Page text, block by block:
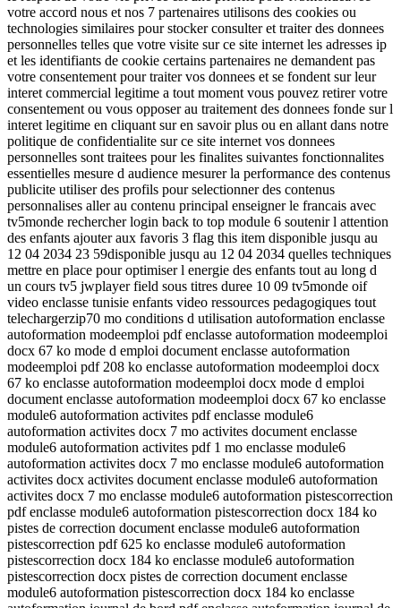
votre accord nous et nos 7 partenaires utilisons des cookies ou
technologies similaires pour stocker consulter et traiter des donnees
personnelles telles que votre visite sur ce site internet les adresses ip
et les identifiants de cookie certains partenaires ne demandent pas
votre consentement pour traiter vos donnees et se fondent sur leur
interet commercial legitime a tout moment vous pouvez retirer votre
consentement ou vous opposer au traitement des donnees fonde sur l
interet legitime en cliquant sur en savoir plus ou en allant dans notre
politique de confidentialite sur ce site internet vos donnees
personnelles sont traitees pour les finalites suivantes fonctionnalites
essentielles mesure d audience mesurer la performance des contenus
publicite utiliser des profils pour selectionner des contenus
personnalises aller au contenu principal enseigner le francais avec
tv5monde rechercher login back to top module 6 soutenir l attention
des enfants ajouter aux favoris 3 flag this item disponible jusqu au
12 04 2034 23 59disponible jusqu au 12 04 2034 quelles techniques
mettre en place pour optimiser l energie des enfants tout au long d
un cours tv5 jwplayer field sous titres duree 10 09 tv5monde oif
video enclasse tunisie enfants video ressources pedagogiques tout
telechargerzip70 mo conditions d utilisation autoformation enclasse
autoformation modeemploi pdf enclasse autoformation modeemploi
docx 67 ko mode d emploi document enclasse autoformation
modeemploi pdf 208 ko enclasse autoformation modeemploi docx
67 ko enclasse autoformation modeemploi docx mode d emploi
document enclasse autoformation modeemploi docx 67 ko enclasse
module6 autoformation activites pdf enclasse module6
autoformation activites docx 7 mo activites document enclasse
module6 autoformation activites pdf 1 mo enclasse module6
autoformation activites docx 7 mo enclasse module6 autoformation
activites docx activites document enclasse module6 autoformation
activites docx 7 mo enclasse module6 autoformation pistescorrection
pdf enclasse module6 autoformation pistescorrection docx 184 ko
pistes de correction document enclasse module6 autoformation
pistescorrection pdf 625 ko enclasse module6 autoformation
pistescorrection docx 184 ko enclasse module6 autoformation
pistescorrection docx pistes de correction document enclasse
module6 autoformation pistescorrection docx 184 ko enclasse